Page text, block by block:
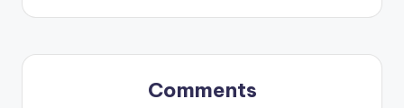
Comments